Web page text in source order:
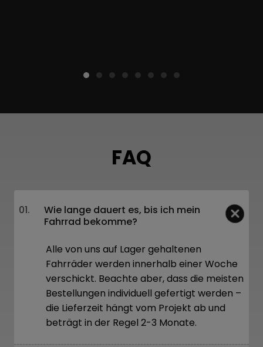
FAQ
01.
Wie lange dauert es, bis ich mein
Fahrrad bekomme?
Alle von uns auf Lager gehaltenen
Fahrräder werden innerhalb einer Woche
verschickt. Beachte aber, dass die meisten
Bestellungen individuell gefertigt werden –
die Lieferzeit hängt vom Projekt ab und
beträgt in der Regel 2-3 Monate.